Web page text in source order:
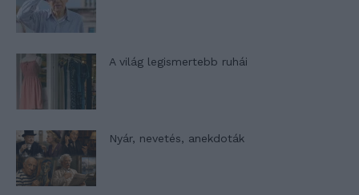
A világ legismertebb ruhái
Nyár, nevetés, anekdoták